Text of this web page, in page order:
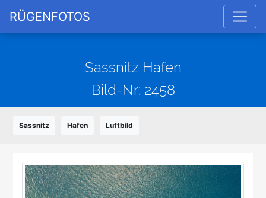
RÜGENFOTOS
Sassnitz Hafen
Bild-Nr: 2458
Sassnitz Hafen Luftbild